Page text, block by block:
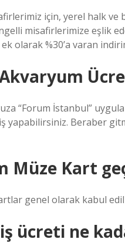
için, yerel halk ve
misafirlerimize eşlik
olarak %30’a varan
“Forum İstanbul”
yapabilirsiniz. Beraber
Müze Kart
genel olarak kabul
ücreti ne